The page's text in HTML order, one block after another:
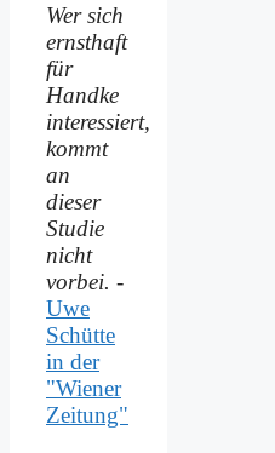
Wer sich
ernsthaft
für
Handke
interessiert,
kommt
an
dieser
Studie
nicht
vorbei. -
Uwe
Schütte
in der
"Wiener
Zeitung"